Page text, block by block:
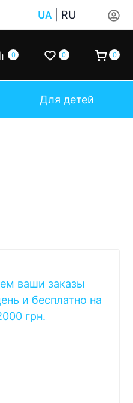
UA| RU
0 0 0
Для детей
ваши заказы
и бесплатно на
грн.